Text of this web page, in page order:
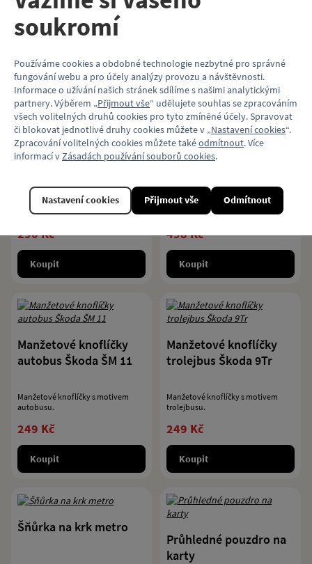
podzemní dráhy.
419 Kč
Koupit Koupit
Charitativní deštník
„Klokart“
Modrý deštník s decentním
motivem grafiky linky číslo 22 na
cestě nočním městem.
290 Kč
Koupit
Modrá kravata s
motivem autobusů
Modrá kravata s motivem autobusů
Karosa řady 900.
498 Kč
Koupit
Manžetové knoflíčky
autobus Škoda ŠM 11
Manžetové knoflíčky s motivem
autobusu.
249 Kč
Koupit
Manžetové knoflíčky
trolejbus Škoda 9Tr
Manžetové knoflíčky s motivem
trolejbusu.
249 Kč
Koupit
Šňůrka na krk metro
Průhledné pouzdro na
karty
soukromí
Používáme cookies a obdobné technologie nezbytné pro správné
fungování webu a pro účely analýzy provozu a návštěvnosti.
Informace o užívání našich stránek sdílíme s našimi analytickými
partnery. Výběrem „Přijmout vše“ udělujete souhlas se zpracováním
všech volitelných druhů cookies pro tyto zmíněné účely. Spravovat
či blokovat jednotlivé druhy cookies můžete v „Nastavení cookies“.
Zpracování volitelných cookies můžete takéodmítnout. Více
informací v Zásadách používání souborů cookies.
Odmítnout
Nastavení cookies Přijmout vše